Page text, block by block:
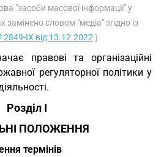
"засоби масової інформації" у
замінено словом "медіа" згідно із
IX від 13.12.2022 )
правові та організаційні
регуляторної політики у
Розділ I
ПОЛОЖЕННЯ
термінів